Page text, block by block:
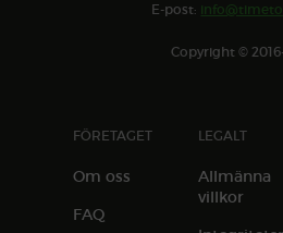
E-post:
Copyright ©
FÖRETAGET
Om oss
FAQ
LEGALT
Allmänna
villkor